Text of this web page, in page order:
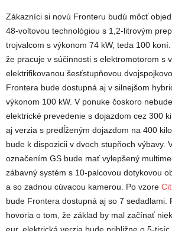
Zákazníci si novú Fronteru budú môcť
48-voltovou technológiou s 1,2-litrovým
trojvalcom s výkonom 74 kW, teda 100
že pracuje v súčinnosti s elektromotorom s
elektrifikovanou šesťstupňovou
Frontera bude dostupná aj v silnejšom
výkonom 100 kW. V ponuke čoskoro
elektrické prevedenie s dojazdom cez 300
aj verzia s predĺženým dojazdom na 400
bude k dispozicii v dvoch stupňoch výbavy.
označením GS bude mať vylepšený
zábavný systém s 10-palcovou dotykovou
a so zadnou cúvacou kamerou. Po vzore
bude Frontera dostupná aj so 7 sedadlami.
hovoria o tom, že základ by mal začínať